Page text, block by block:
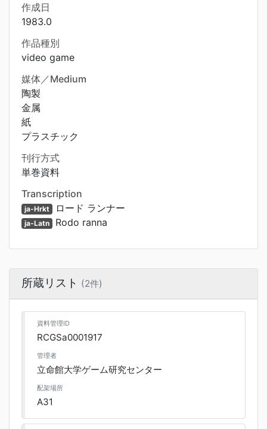
作成日
1983.0
作品種別
video game
媒体／Medium
陶製
金属
紙
プラスチック
刊行方式
単巻資料
Transcription
ja-Hrkt ロード ランナー
ja-Latn Rodo ranna
所蔵リスト (2件)
資料管理ID
RCGSa0001917
管理者
立命館大学ゲーム研究センター
配架場所
A31